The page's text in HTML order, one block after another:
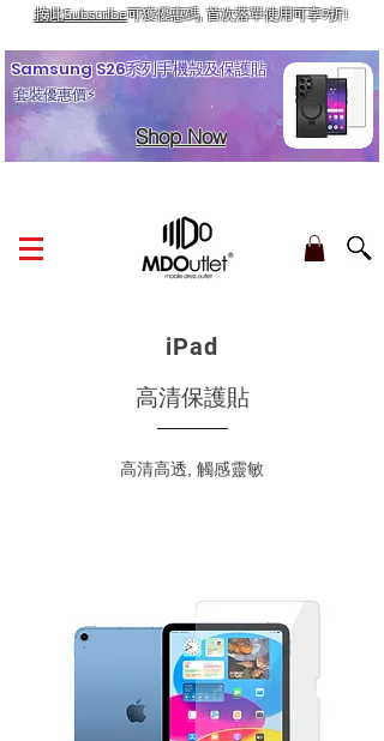
按此Subscribe可獲優惠碼, 首次落單使用可享9折!
Samsung S26系列手機殼及保護貼
套裝優惠價⚡
Shop Now
iPad
‎高清保護貼
​高清高透, 觸感靈敏